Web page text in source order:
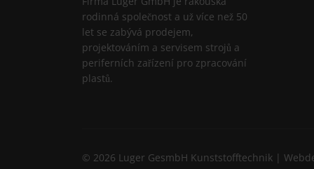
rodinná společnost a už více než 50
let se zabývá prodejem,
projektováním a servisem strojů a
periferních zařízení pro zpracování
plastů.
© 2026 Luger GesmbH Kunststofftechnik |